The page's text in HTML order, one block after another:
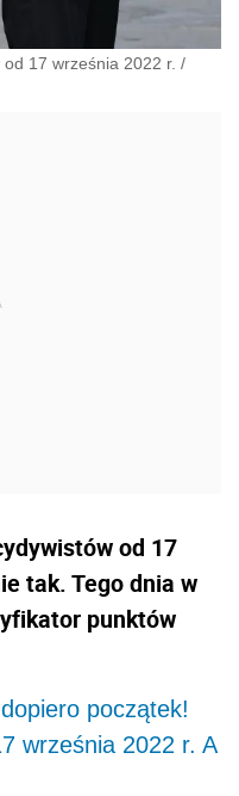
17 września 2022 r. /
od 17
tak. Tego dnia w
punktów
początek!
września 2022 r. A